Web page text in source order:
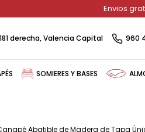
Envios
derecha, Valencia Capital 960
SOMIERES Y BASES
Abatible de Madera de Tapa